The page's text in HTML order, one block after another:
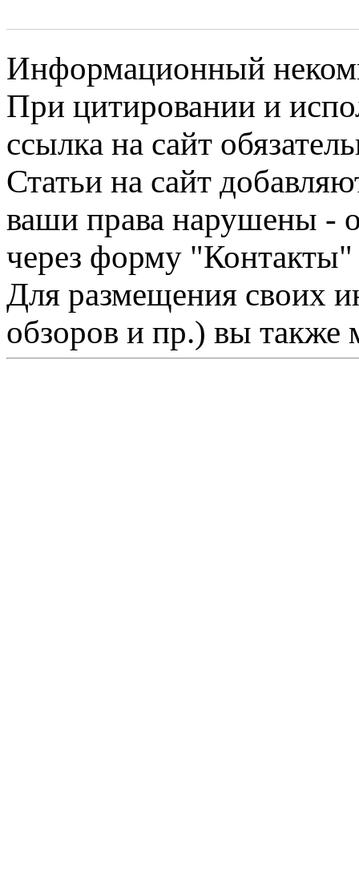
Информационный
При цитировании и
ссылка на сайт
Статьи на сайт
ваши права нарушены -
через форму "Контакты"
Для размещения своих
обзоров и пр.) вы также